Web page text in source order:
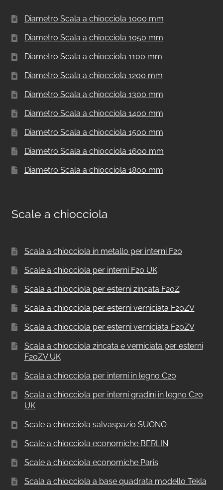
Diametro Scala a chiocciola 1000 mm
Diametro Scala a chiocciola 1050 mm
Diametro Scala a chiocciola 1100 mm
Diametro Scala a chiocciola 1200 mm
Diametro Scala a chiocciola 1300 mm
Diametro Scala a chiocciola 1400 mm
Diametro Scala a chiocciola 1500 mm
Diametro Scala a chiocciola 1600 mm
Diametro Scala a chiocciola 1800 mm
Scale a chiocciola
Scala a chiocciola in metallo per interni F20
Scale a chiocciola per interni F20 UK
Scala a chiocciola per esterni zincata F20Z
Scala a chiocciola per esterni verniciata F20ZV
Scala a chiocciola per esterni verniciata F20ZV
Scala a chiocciola zincata e verniciata per esterni
F20ZV UK
Scala a chiocciola per interni in legno C20
Scala a chiocciola per interni gradini in legno C20
UK
Scale a chiocciola salvaspazio SUONO
Scale a chiocciola economiche BERLIN
Scale a chiocciola economiche Paris
Scala a chiocciola a base quadrata modello Tekla